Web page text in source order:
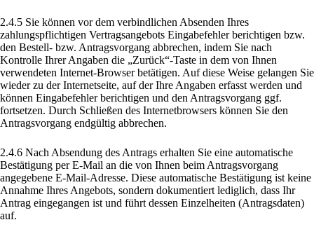
2.4.5 Sie können vor dem verbindlichen Absenden Ihres
zahlungspflichtigen Vertragsangebots Eingabefehler berichtigen bzw.
den Bestell- bzw. Antragsvorgang abbrechen, indem Sie nach
Kontrolle Ihrer Angaben die „Zurück“-Taste in dem von Ihnen
verwendeten Internet-Browser betätigen. Auf diese Weise gelangen Sie
wieder zu der Internetseite, auf der Ihre Angaben erfasst werden und
können Eingabefehler berichtigen und den Antragsvorgang ggf.
fortsetzen. Durch Schließen des Internetbrowsers können Sie den
Antragsvorgang endgültig abbrechen.
2.4.6 Nach Absendung des Antrags erhalten Sie eine automatische
Bestätigung per E-Mail an die von Ihnen beim Antragsvorgang
angegebene E-Mail-Adresse. Diese automatische Bestätigung ist keine
Annahme Ihres Angebots, sondern dokumentiert lediglich, dass Ihr
Antrag eingegangen ist und führt dessen Einzelheiten (Antragsdaten)
auf.